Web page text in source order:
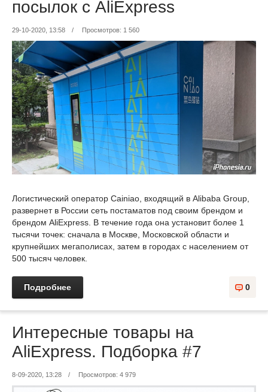
посылок с AliExpress
29-10-2020, 13:58 / Просмотров: 1 560
Логистический оператор Cainiao, входящий в Alibaba Group,
развернет в России сеть постаматов под своим брендом и
брендом AliExpress. В течение года она установит более 1
тысячи точек: сначала в Москве, Московской области и
крупнейших мегаполисах, затем в городах с населением от
500 тысяч человек.
Подробнее 0
Интересные товары на
AliExpress. Подборка #7
8-09-2020, 13:28 / Просмотров: 4 979